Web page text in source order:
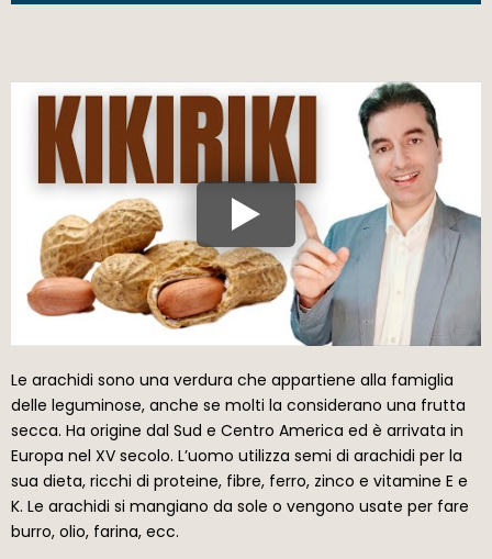
Le arachidi sono una verdura che appartiene alla famiglia
delle leguminose, anche se molti la considerano una frutta
secca. Ha origine dal Sud e Centro America ed è arrivata in
Europa nel XV secolo. L’uomo utilizza semi di arachidi per la
sua dieta, ricchi di proteine, fibre, ferro, zinco e vitamine E e
K. Le arachidi si mangiano da sole o vengono usate per fare
burro, olio, farina, ecc.